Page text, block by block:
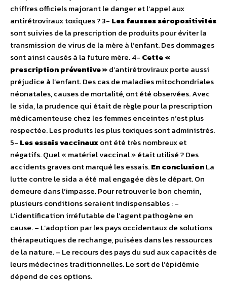
chiffres officiels majorant le danger et l’appel aux
antirétroviraux toxiques ? 3- Les fausses séropositivités
sont suivies de la prescription de produits pour éviter la
transmission de virus de la mère à l’enfant. Des dommages
sont ainsi causés à la future mère. 4- Cette «
prescription préventive »d’antirétroviraux porte aussi
préjudice à l’enfant. Des cas de maladies mitochondriales
néonatales, causes de mortalité, ont été observées. Avec
le sida, la prudence qui était de règle pour la prescription
médicamenteuse chez les femmes enceintes n’est plus
respectée. Les produits les plus toxiques sont administrés.
5- Les essais vaccinauxont été très nombreux et
négatifs. Quel « matériel vaccinal » était utilisé ? Des
accidents graves ont marqué les essais.En conclusionLa
lutte contre le sida a été mal engagée dès le départ. On
demeure dans l’impasse. Pour retrouver le bon chemin,
plusieurs conditions seraient indispensables : –
L’identification irréfutable de l’agent pathogène en
cause. – L’adoption par les pays occidentaux de solutions
thérapeutiques de rechange, puisées dans les ressources
de la nature. – Le recours des pays du sud aux capacités de
leurs médecines traditionnelles. Le sort de l’épidémie
dépend de ces options.